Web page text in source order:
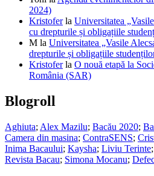
2024)
Kristoferla Universitatea
cu drepturile și obligațiile
M la Universitatea „Vasile
drepturile și obligațiile
Kristoferla O nouă etapă la
România (SAR)
Blogroll
Aghiuta; Alex Mazilu; Bacău 2020;
Camera din masina; ContraSENS;
Inima Bacaului; Kaysha; Liviu Terinte;
Revista Bacau; Simona Mocanu;